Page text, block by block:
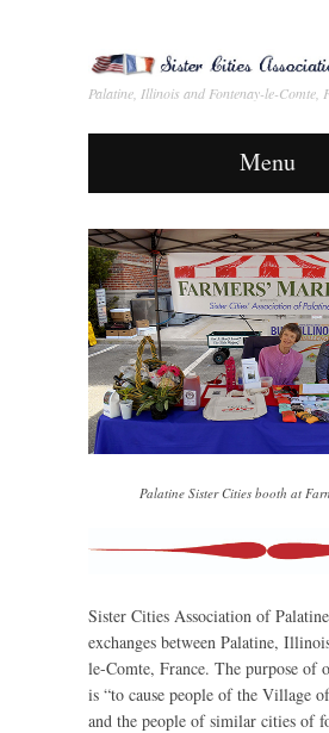
Palatine, Illinois and Fontenay-le-Comte,
Menu
Palatine Sister Cities booth at
Sister Cities Association of
exchanges between Palatine,
le-Comte, France. The pur­pose of
is “to cause peo­ple of the Village
and the peo­ple of sim­i­lar cities of